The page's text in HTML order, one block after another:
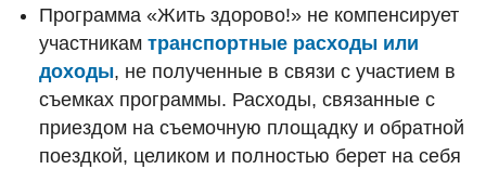
Программа «Жить здорово!» не компенсирует
участникам транспортные расходы или
доходы, не полученные в связи с участием в
съемках программы. Расходы, связанные с
приездом на съемочную площадку и обратной
поездкой, целиком и полностью берет на себя